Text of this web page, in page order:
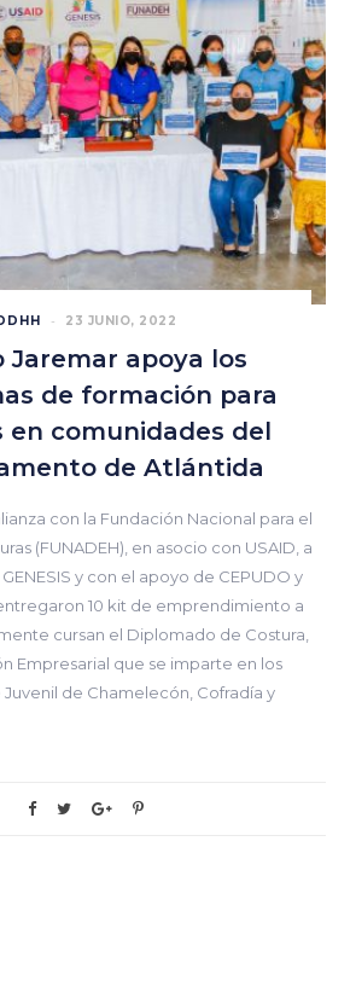
23 JUNIO, 2022
Jaremar apoya los
de formación para
en comunidades del
de Atlántida
con la Fundación Nacional para el
(FUNADEH), en asocio con USAID, a
y con el apoyo de CEPUDO y
10 kit de emprendimiento a
cursan el Diplomado de Costura,
Empresarial que se imparte en los
de Chamelecón, Cofradía y